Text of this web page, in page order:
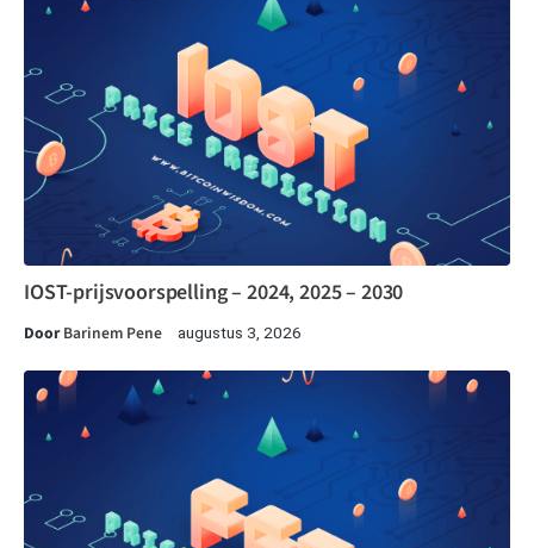
IOST-prijsvoorspelling – 2024, 2025 – 2030
DoorBarinem Pene augustus 3, 2026